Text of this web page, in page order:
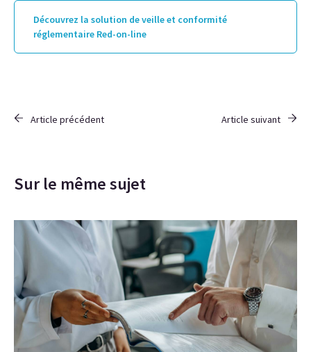
Découvrez la solution de veille et conformité
réglementaire Red-on-line
Article précédent Article suivant
Sur le même sujet